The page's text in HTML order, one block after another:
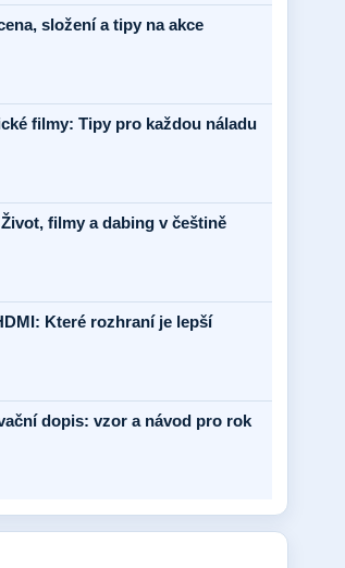
složení a tipy na akce
filmy: Tipy pro každou náladu
filmy a dabing v češtině
Které rozhraní je lepší
dopis: vzor a návod pro rok